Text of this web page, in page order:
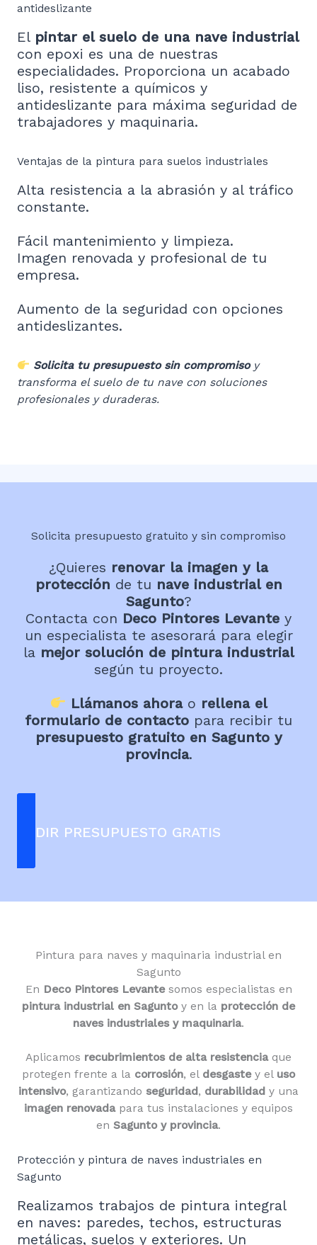
antideslizante
El pintar el suelo de una nave industrial
con epoxi es una de nuestras
especialidades. Proporciona un acabado
liso, resistente a químicos y
antideslizante para máxima seguridad de
trabajadores y maquinaria.
Ventajas de la pintura para suelos industriales
Alta resistencia a la abrasión y al tráfico
constante.
Fácil mantenimiento y limpieza.
Imagen renovada y profesional de tu
empresa.
Aumento de la seguridad con opciones
antideslizantes.
Solicita tu presupuesto sin compromisoy
transforma el suelo de tu nave con soluciones
profesionales y duraderas.
Solicita presupuesto gratuito y sin compromiso
¿Quieres renovar la imagen y la
protección de tu nave industrial en
Sagunto?
Contacta con Deco Pintores Levante y
un especialista te asesorará para elegir
la mejor solución de pintura industrial
según tu proyecto.
Llámanos ahorao rellena el
formulario de contacto para recibir tu
presupuesto gratuito en Sagunto y
provincia.
PEDIR PRESUPUESTO GRATIS
Pintura para naves y maquinaria industrial en
Sagunto
En Deco Pintores Levantesomos especialistas en
pintura industrial en Saguntoy en la protección de
naves industriales y maquinaria.
Aplicamos recubrimientos de alta resistenciaque
protegen frente a la corrosión, el desgastey el uso
intensivo, garantizando seguridad, durabilidad y una
imagen renovadapara tus instalaciones y equipos
en Sagunto y provincia.
Protección y pintura de naves industriales en
Sagunto
Realizamos trabajos de pintura integral
en naves: paredes, techos, estructuras
metálicas, suelos y exteriores. Un